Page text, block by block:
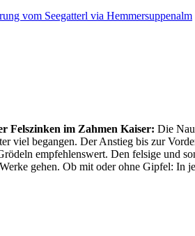
Felszinken im Zahmen Kaiser: Die
viel begangen. Der Anstieg bis zur
empfehlenswert. Den felsige und
gehen. Ob mit oder ohne Gipfel: In